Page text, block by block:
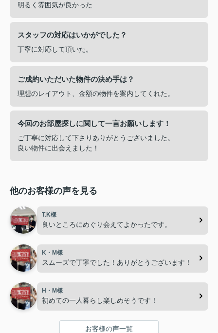
明るく雰囲気が良かった
スタッフの対応はいかがでした？
丁寧に対応して頂いた。
ご成約いただいた物件の決め手は？
理想のレイアウト、金額の物件を案内してくれた。
今回のお部屋探しに関して一言お願いします！
ご丁寧に対応して下さりありがとうございました。
良い物件に出会えました！
他のお客様の声を見る
T.K様
良いところにめぐり会えてよかったです。
K・M様
スムーズで丁寧でした！ありがとうございます！
H・M様
初めての一人暮らし楽しめそうです！
お客様の声一覧